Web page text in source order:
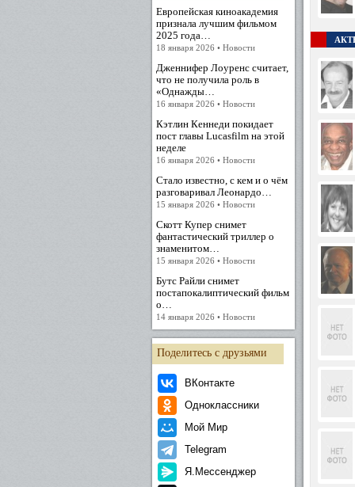
Европейская киноакадемия
признала лучшим фильмом
2025 года…
18 января 2026 • Новости
Дженнифер Лоуренс считает,
что не получила роль в
«Однажды…
16 января 2026 • Новости
Кэтлин Кеннеди покидает
пост главы Lucasfilm на этой
неделе
16 января 2026 • Новости
Стало известно, с кем и о чём
разговаривал Леонардо…
15 января 2026 • Новости
Скотт Купер снимет
фантастический триллер о
знаменитом…
15 января 2026 • Новости
Бутс Райли снимет
постапокалиптический фильм
о…
14 января 2026 • Новости
Поделитесь с друзьями
ВКонтакте
Одноклассники
Мой Мир
Telegram
Я.Мессенджер